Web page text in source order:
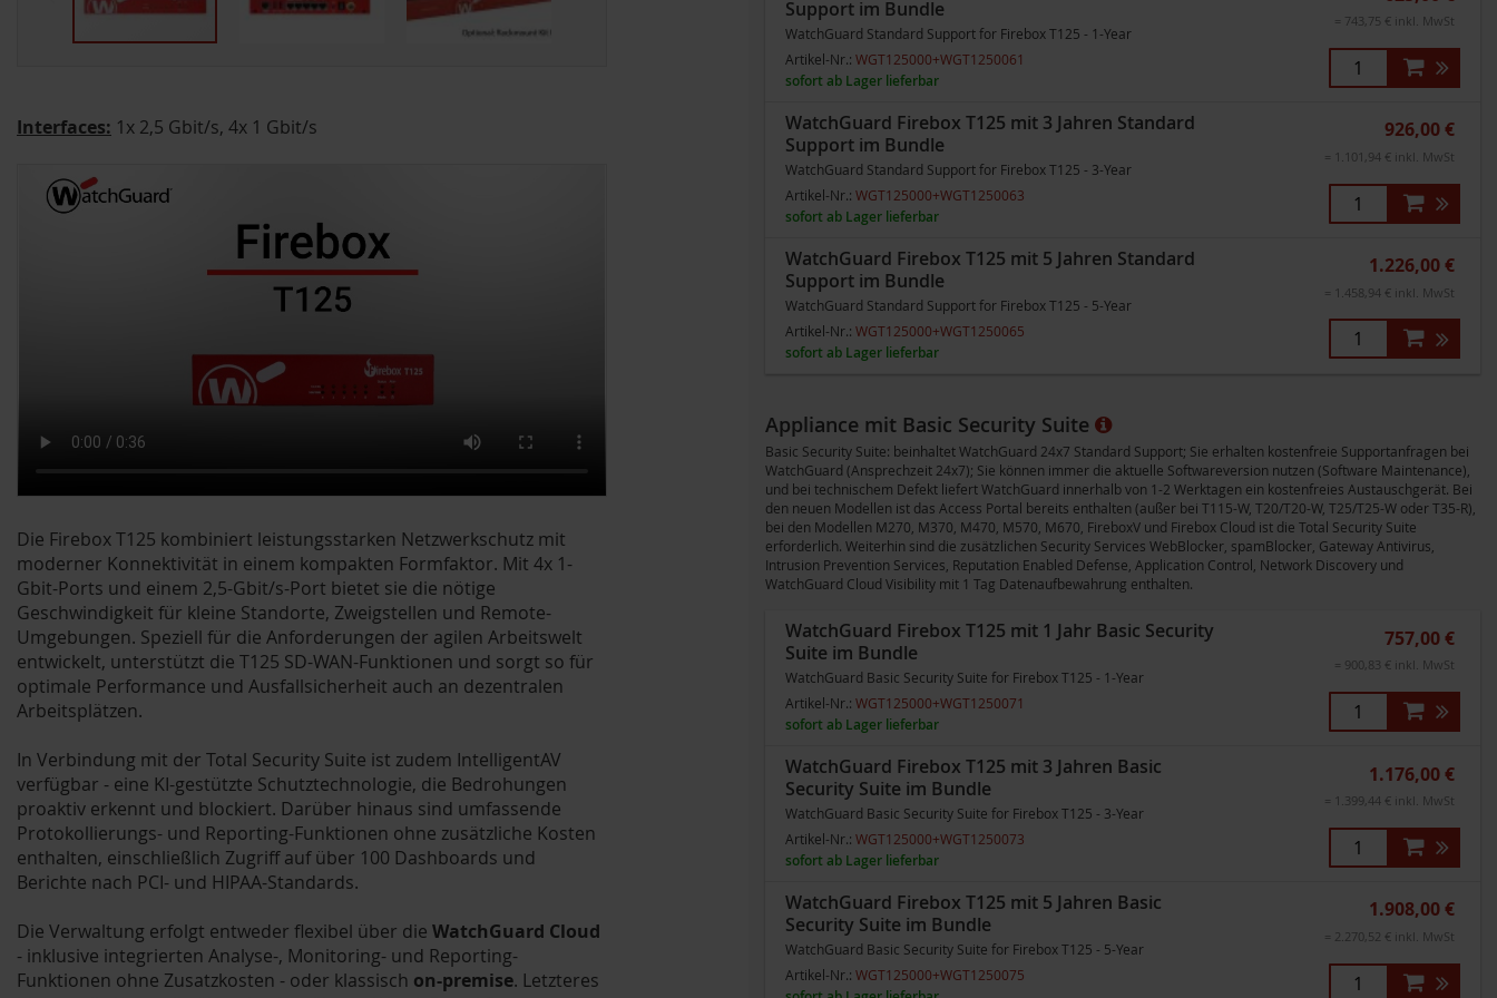
Interfaces: 1x 2,5 Gbit/s, 4x 1 Gbit/s
Die Firebox T125 kombiniert leistungsstarken Netzwerkschutz mit
moderner Konnektivität in einem kompakten Formfaktor. Mit 4x 1-
Gbit-Ports und einem 2,5-Gbit/s-Port bietet sie die nötige
Geschwindigkeit für kleine Standorte, Zweigstellen und Remote-
Umgebungen. Speziell für die Anforderungen der agilen Arbeitswelt
entwickelt, unterstützt die T125 SD-WAN-Funktionen und sorgt so für
optimale Performance und Ausfallsicherheit auch an dezentralen
Arbeitsplätzen.
In Verbindung mit der Total Security Suite ist zudem IntelligentAV
verfügbar - eine KI-gestützte Schutztechnologie, die Bedrohungen
proaktiv erkennt und blockiert. Darüber hinaus sind umfassende
Protokollierungs- und Reporting-Funktionen ohne zusätzliche Kosten
enthalten, einschließlich Zugriff auf über 100 Dashboards und
Berichte nach PCI- und HIPAA-Standards.
Die Verwaltung erfolgt entweder flexibel über die WatchGuard Cloud
- inklusive integrierten Analyse-, Monitoring- und Reporting-
Funktionen ohne Zusatzkosten - oder klassisch on-premise. Letzteres
Support im Bundle
WatchGuard Standard Support for Firebox T125 - 1-Year
Artikel-Nr.: WGT125000+WGT1250061
sofort ab Lager lieferbar
= 743,75 € inkl. MwSt
WatchGuard Firebox T125 mit 3 Jahren Standard
Support im Bundle
WatchGuard Standard Support for Firebox T125 - 3-Year
Artikel-Nr.: WGT125000+WGT1250063
sofort ab Lager lieferbar
926,00 €
= 1.101,94 € inkl. MwSt
WatchGuard Firebox T125 mit 5 Jahren Standard
Support im Bundle
WatchGuard Standard Support for Firebox T125 - 5-Year
Artikel-Nr.: WGT125000+WGT1250065
sofort ab Lager lieferbar
1.226,00 €
= 1.458,94 € inkl. MwSt
Appliance mit Basic Security Suite
Basic Security Suite: beinhaltet WatchGuard 24x7 Standard Support; Sie erhalten kostenfreie Supportanfragen bei
WatchGuard (Ansprechzeit 24x7); Sie können immer die aktuelle Softwareversion nutzen (Software Maintenance),
und bei technischem Defekt liefert WatchGuard innerhalb von 1-2 Werktagen ein kostenfreies Austauschgerät. Bei
den neuen Modellen ist das Access Portal bereits enthalten (außer bei T115-W, T20/T20-W, T25/T25-W oder T35-R),
bei den Modellen M270, M370, M470, M570, M670, FireboxV und Firebox Cloud ist die Total Security Suite
erforderlich. Weiterhin sind die zusätzlichen Security Services WebBlocker, spamBlocker, Gateway Antivirus,
Intrusion Prevention Services, Reputation Enabled Defense, Application Control, Network Discovery und
WatchGuard Cloud Visibility mit 1 Tag Datenaufbewahrung enthalten.
WatchGuard Firebox T125 mit 1 Jahr Basic Security
Suite im Bundle
WatchGuard Basic Security Suite for Firebox T125 - 1-Year
Artikel-Nr.: WGT125000+WGT1250071
sofort ab Lager lieferbar
757,00 €
= 900,83 € inkl. MwSt
WatchGuard Firebox T125 mit 3 Jahren Basic
Security Suite im Bundle
WatchGuard Basic Security Suite for Firebox T125 - 3-Year
Artikel-Nr.: WGT125000+WGT1250073
sofort ab Lager lieferbar
1.176,00 €
= 1.399,44 € inkl. MwSt
WatchGuard Firebox T125 mit 5 Jahren Basic
Security Suite im Bundle
WatchGuard Basic Security Suite for Firebox T125 - 5-Year
Artikel-Nr.: WGT125000+WGT1250075
1.908,00 €
= 2.270,52 € inkl. MwSt